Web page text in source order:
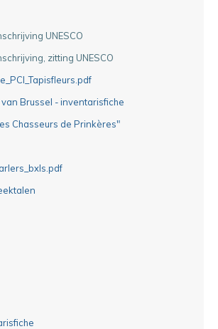
UNESCO
zitting UNESCO
Brussel - inventarisfiche
Chasseurs de Prinkères"